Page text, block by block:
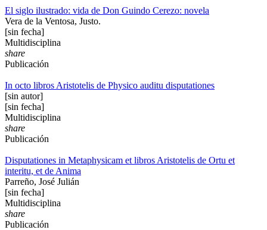
El siglo ilustrado: vida de Don Guindo Cerezo: novela
Vera de la Ventosa, Justo.
[sin fecha]
Multidisciplina
share
Publicación
In octo libros Aristotelis de Physico auditu disputationes
[sin autor]
[sin fecha]
Multidisciplina
share
Publicación
Disputationes in Metaphysicam et libros Aristotelis de Ortu et
interitu, et de Anima
Parreño, José Julián
[sin fecha]
Multidisciplina
share
Publicación